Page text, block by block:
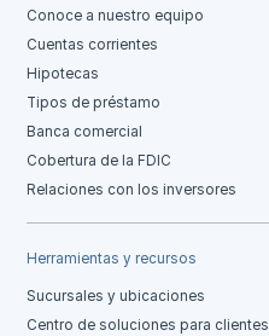
Conoce a nuestro equipo
Cuentas corrientes
Hipotecas
Tipos de préstamo
Banca comercial
Cobertura de la FDIC
Relaciones con los inversores
Herramientas y recursos
Sucursales y ubicaciones
Centro de soluciones para clientes